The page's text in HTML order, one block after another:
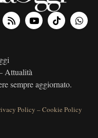
Attualità
sempre aggiornato.
Policy –Cookie Policy